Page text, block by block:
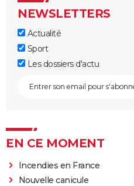
NEWSLETTERS
Actualité
Sport
Les dossiers d'actu
EN CE MOMENT
Incendies en France
Nouvelle canicule